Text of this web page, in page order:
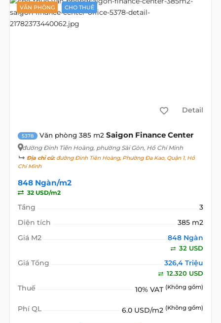
VĂN PHÒNG CHO THUÊ
Detail
5378 Văn phòng 385 m2 Saigon Finance Center
đường Đinh Tiên Hoàng, phường Sài Gòn, Hồ Chí Minh
Địa chỉ cũ:đường Đinh Tiên Hoàng, Phường Đa Kao, Quận 1, Hồ
Chí Minh
848 Ngàn/m2
32 USD/m2
Tầng
3
Diện tích
385 m2
Giá M2
848 Ngàn
32 USD
Giá Tổng 326,4 Triệu
12.320 USD
Thuế 10% VAT (Không gồm)
Phí QL 6.0 USD/m2 (Không gồm)